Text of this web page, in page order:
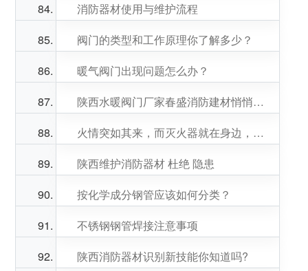
消防器材使用与维护流程
阀门的类型和工作原理你了解多少？
暖气阀门出现问题怎么办？
陕西水暖阀门厂家春盛消防建材悄悄告诉大家民用水暖阀门的选购技巧
火情突如其来，而灭火器就在身边，你真的会用吗？
陕西维护消防器材 杜绝 隐患
按化学成分钢管应该如何分类？
不锈钢钢管焊接注意事项
陕西消防器材识别新技能你知道吗?